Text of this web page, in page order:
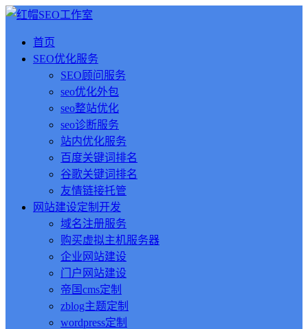
首页
SEO优化服务
SEO顾问服务
seo优化外包
seo整站优化
seo诊断服务
站内优化服务
百度关键词排名
谷歌关键词排名
友情链接托管
网站建设定制开发
域名注册服务
购买虚拟主机服务器
企业网站建设
门户网站建设
帝国cms定制
zblog主题定制
wordpress定制